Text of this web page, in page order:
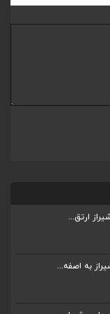
ارتق...